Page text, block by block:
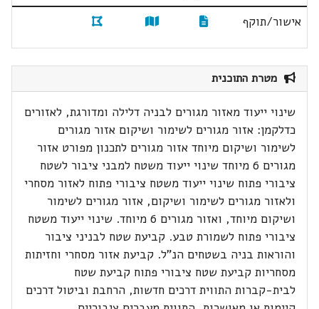
אישור/תוקף
מטרת התוכנית
שינוי ייעוד מאזור מגורים לבניה דלילה ומדורגת, לאזורים
כדלקמן: אזור מגורים לשימור ושיקום אזור מגורים
לשימור ושיקום מיוחד אזור מגורים לתכנון מפורט אזור
מגורים 6 מיוחד שינוי ייעוד משטח למבני ציבור לשטח
ציבורי פתוח שינוי ייעוד משטח ציבורי פתוח לאזור מסחרי
ולאזור מגורים לשימור ושיקום, אזור מגורים לשימור
ושיקום מיוחד, ואזור מגורים 6 מיוחד. שינוי ייעוד משטח
ציבורי פתוח לשמורת טבע. קביעת שטח לבניני ציבור
והוראות בניה בשטחים הנ"ל. קביעת אזור מסחרי וחזיתות
מסחריות קביעת שטח ציבורי פתוח קביעת שטח
לבית-קברות התווית דרכים חדשות, הרחבת וביטול דרכים